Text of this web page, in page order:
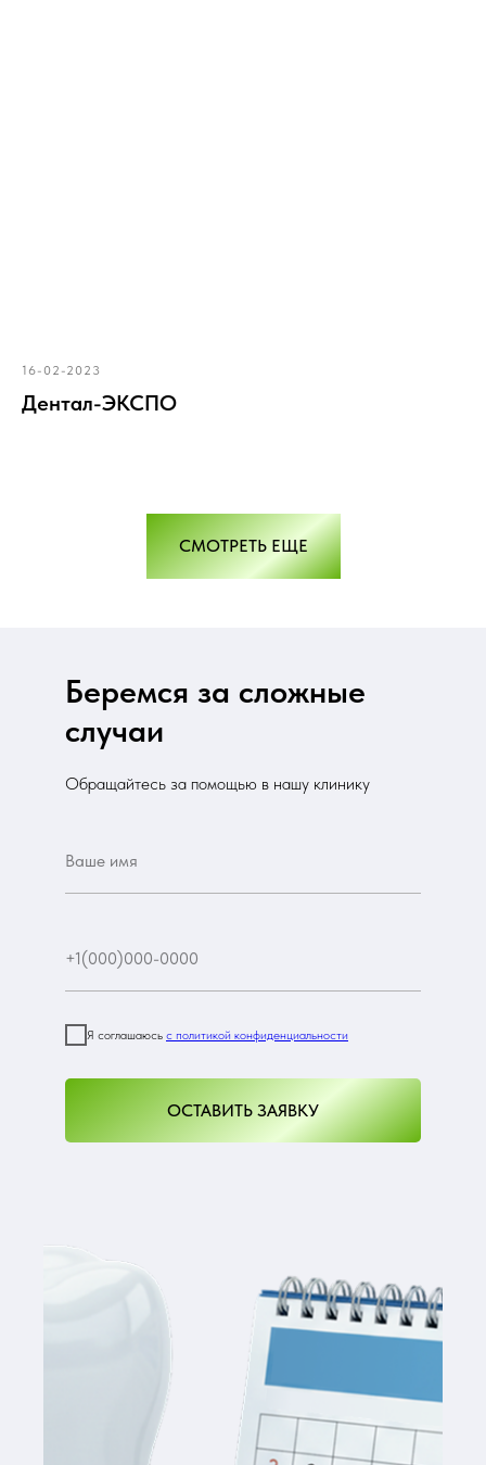
16-02-2023
Дентал-ЭКСПО
СМОТРЕТЬ ЕЩЕ
Беремся за сложные
случаи
Обращайтесь за помощью в нашу клинику
Я соглашаюсь с политикой конфиденциальности
ОСТАВИТЬ ЗАЯВКУ